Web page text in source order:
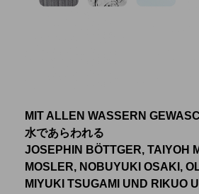
MIT ALLEN WASSERN
水であらわれる
JOSEPHIN BÖTTGER, TAIYOH
MOSLER, NOBUYUKI OSAKI,
MIYUKI TSUGAMI UND RIKUO